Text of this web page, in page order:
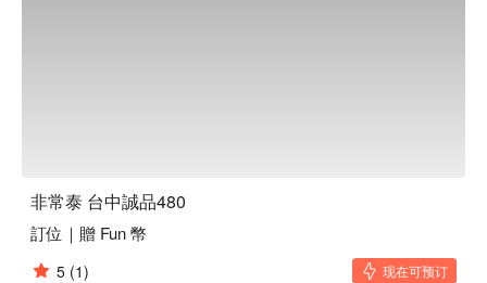
非常泰 台中誠品480
訂位｜贈 Fun 幣
5 (1) 现在可预订